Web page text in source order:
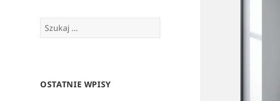
Szukaj:
OSTATNIE WPISY